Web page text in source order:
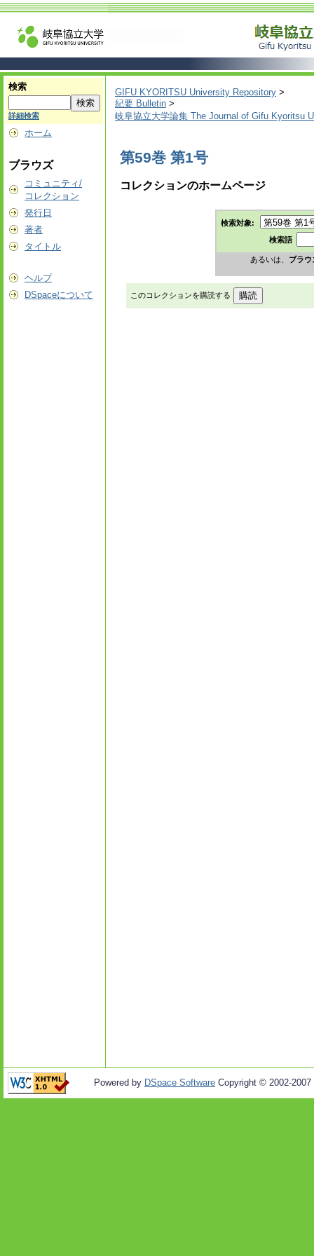
検索
詳細検索
ホーム
ブラウズ
コミュニティ/
コレクション
発行日
著者
タイトル
ヘルプ
DSpaceについて
GIFU KYORITSU University Repository >
紀要 Bulletin >
岐阜協立大学論集 The Journal of Gifu Kyoritsu
第59巻 第1号
コレクションのホームページ
検索対象:
検索語
あるいは、 ブラウ
このコレクションを購読する
Powered by DSpace Software Copyright © 2002-2007